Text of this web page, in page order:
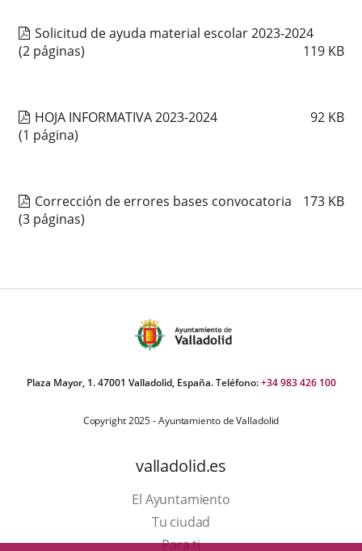
Solicitud de ayuda material escolar 2023-2024
119 KB
(2 páginas)
HOJA INFORMATIVA 2023-2024 92 KB
(1 página)
Corrección de errores bases convocatoria 173 KB
(3 páginas)
Plaza Mayor, 1. 47001 Valladolid, España. Teléfono:+34 983 426 100
Copyright 2025 - Ayuntamiento de Valladolid
valladolid.es
El Ayuntamiento
Tu ciudad
Para ti